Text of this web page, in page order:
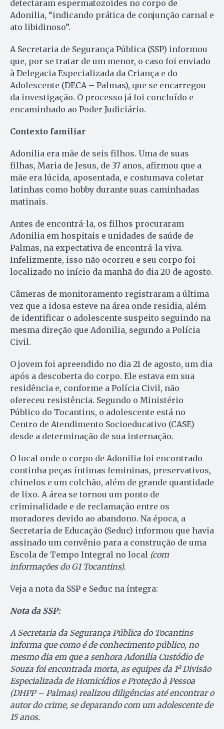
detectaram espermatozoides no corpo de
Adonilia, “indicando prática de conjunção carnal e
ato libidinoso”.
A Secretaria de Segurança Pública (SSP) informou
que, por se tratar de um menor, o caso foi enviado
à Delegacia Especializada da Criança e do
Adolescente (DECA – Palmas), que se encarregou
da investigação. O processo já foi concluído e
encaminhado ao Poder Judiciário.
Contexto familiar
Adonilia era mãe de seis filhos. Uma de suas
filhas, Maria de Jesus, de 37 anos, afirmou que a
mãe era lúcida, aposentada, e costumava coletar
latinhas como hobby durante suas caminhadas
matinais.
Antes de encontrá-la, os filhos procuraram
Adonilia em hospitais e unidades de saúde de
Palmas, na expectativa de encontrá-la viva.
Infelizmente, isso não ocorreu e seu corpo foi
localizado no início da manhã do dia 20 de agosto.
Câmeras de monitoramento registraram a última
vez que a idosa esteve na área onde residia, além
de identificar o adolescente suspeito seguindo na
mesma direção que Adonilia, segundo a Polícia
Civil.
O jovem foi apreendido no dia 21 de agosto, um dia
após a descoberta do corpo. Ele estava em sua
residência e, conforme a Polícia Civil, não
ofereceu resistência. Segundo o Ministério
Público do Tocantins, o adolescente está no
Centro de Atendimento Socioeducativo (CASE)
desde a determinação de sua internação.
O local onde o corpo de Adonilia foi encontrado
continha peças íntimas femininas, preservativos,
chinelos e um colchão, além de grande quantidade
de lixo. A área se tornou um ponto de
criminalidade e de reclamação entre os
moradores devido ao abandono. Na época, a
Secretaria de Educação (Seduc) informou que havia
assinado um convênio para a construção de uma
Escola de Tempo Integral no local (com
informações do G1 Tocantins).
Veja a nota da SSP e Seduc na íntegra:
Nota da SSP:
A Secretaria da Segurança Pública do Tocantins
informa que como é de conhecimento público, no
mesmo dia em que a senhora Adonilia Custódio de
Souza foi encontrada morta, as equipes da 1ª Divisão
Especializada de Homicídios e Proteção à Pessoa
(DHPP – Palmas) realizou diligências até encontrar o
autor do crime, se deparando com um adolescente de
15 anos.